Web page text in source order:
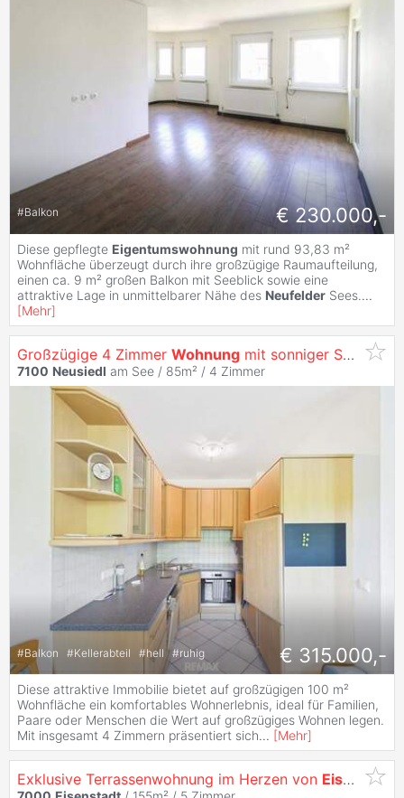
#Balkon € 230.000,-
Diese gepflegte Eigentumswohnung mit rund 93,83 m²
Wohnfläche überzeugt durch ihre großzügige Raumaufteilung,
einen ca. 9 m² großen Balkon mit Seeblick sowie eine
attraktive Lage in unmittelbarer Nähe des Neufelder Sees....
[Mehr]
Großzügige 4 Zimmer Wohnung mit sonniger Südwest Loggia und Waldblick
7100 Neusiedl am See / 85m² / 4 Zimmer
#Balkon #Kellerabteil #hell #ruhig € 315.000,-
Diese attraktive Immobilie bietet auf großzügigen 100 m²
Wohnfläche ein komfortables Wohnerlebnis, ideal für Familien,
Paare oder Menschen die Wert auf großzügiges Wohnen legen.
Mit insgesamt 4 Zimmern präsentiert sich... [Mehr]
Exklusive Terrassenwohnung im Herzen von Eisenstadt